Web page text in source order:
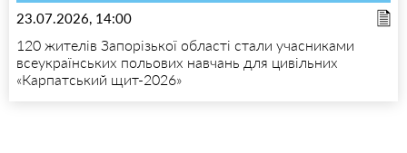
23.07.2026, 14:00
120 жителів Запорізької області стали учасниками
всеукраїнських польових навчань для цивільних
«Карпатський щит-2026»